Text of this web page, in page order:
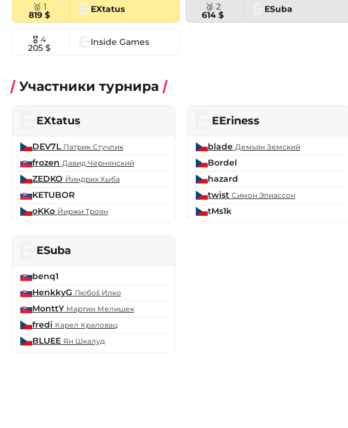
🥇 1
819 $
EXtatus 🥈 2
614 $
ESuba
🎖 4
205 $
Inside Games
Участники турнира
EXtatus
DEV7L Патрик Стучлик
frozen Давид Чернянский
ZEDKO Йиндрих Хыба
KETUBOR
oKKo Йиржи Троян
EEriness
blade Демьян Земский
Bordel
hazard
twist Симон Элиассон
tMs1k
ESuba
benq1
HenkkyG Любоš Илко
MonttY Мартин Мелишек
fredi Карел Краловац
BLUEE Ян Шкалуд